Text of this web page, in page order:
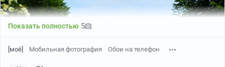
1/8
хором повторила усвоенный урок, не молодой
мужчина вновь заулыбался и, попрощавшись,
отправился по указанному маршруту вместе со своей
Вывод:
Показать полностью 5
[моё] Мобильная фотография Обои на телефон